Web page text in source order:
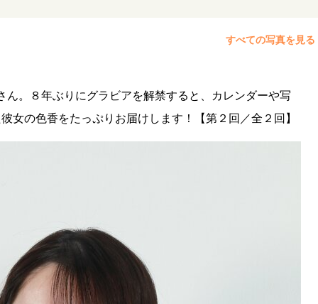
すべての写真を見る
。８年ぶりにグラビアを解禁すると、カレンダーや写
の色香をたっぷりお届けします！【第２回／全２回】